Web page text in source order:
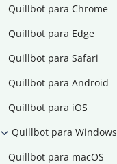
Quillbot para Chrome
Quillbot para Edge
Quillbot para Safari
Quillbot para Android
Quillbot para iOS
Quillbot para Windows
Quillbot para macOS